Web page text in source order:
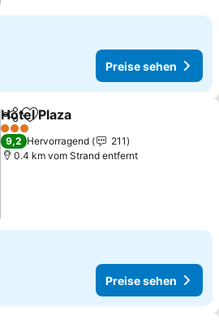
Preise sehen
TeilenZu Favoriten hinzufügen
Hotel Plaza
3 Sterne
9,2 Hervorragend
211
0.4 km vom Strand entfernt
Preise sehen